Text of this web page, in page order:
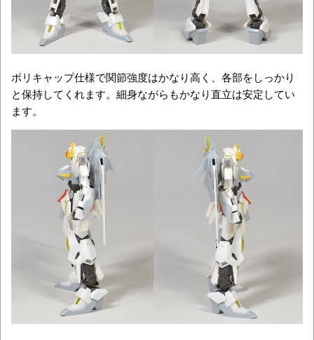
ポリキャップ仕様で関節強度はかなり高く、各部をしっかり
と保持してくれます。細身ながらもかなり直立は安定してい
ます。